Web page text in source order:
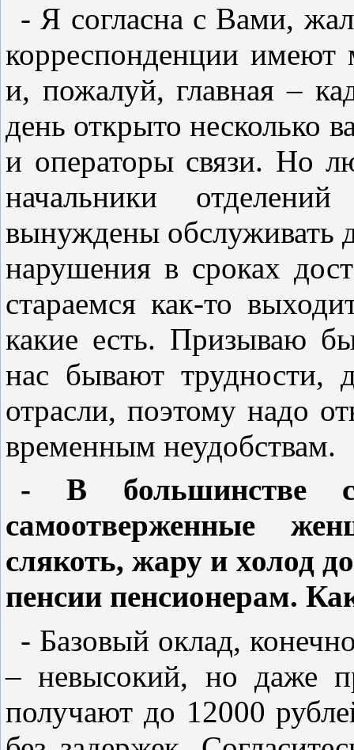
- Я согласна с Вами,
корреспонденции имеют
и, пожалуй, главная –
день открыто несколько
и операторы связи. Но
начальники
вынуждены обслуживать
нарушения в сроках
стараемся как-то
какие есть. Призываю
нас бывают
отрасли, поэтому надо
временным неудобствам.
- В большинстве
самоотверженные
слякоть, жару и холод
пенсии пенсионерам.
- Базовый оклад,
– невысокий, но даже
получают до 12000